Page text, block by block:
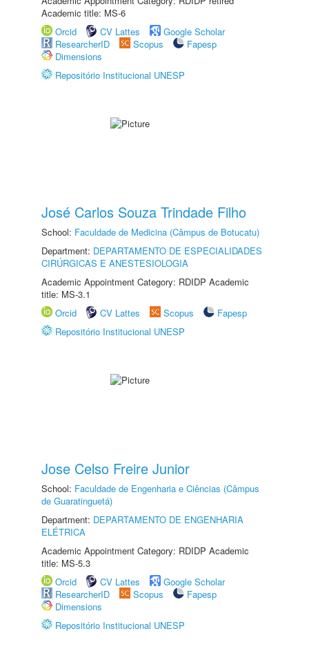
Academic title: MS-6
Orcid
CV Lattes
Google Scholar
ResearcherID
Scopus
Fapesp
Dimensions
Repositório Institucional UNESP
José Carlos Souza Trindade Filho
School: Faculdade de Medicina (Câmpus de Botucatu)
Department: DEPARTAMENTO DE ESPECIALIDADES
CIRÚRGICAS E ANESTESIOLOGIA
Academic Appointment Category: RDIDP Academic
title: MS-3.1
Orcid
CV Lattes Scopus
Fapesp
Repositório Institucional UNESP
Jose Celso Freire Junior
School: Faculdade de Engenharia e Ciências (Câmpus
de Guaratinguetá)
Department: DEPARTAMENTO DE ENGENHARIA
ELÉTRICA
Academic Appointment Category: RDIDP Academic
title: MS-5.3
Orcid
CV Lattes
Google Scholar
ResearcherID
Scopus
Fapesp
Dimensions
Repositório Institucional UNESP